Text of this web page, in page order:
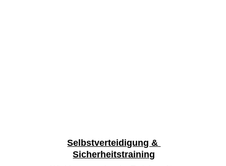
Selbstverteidigung &
Sicherheitstraining